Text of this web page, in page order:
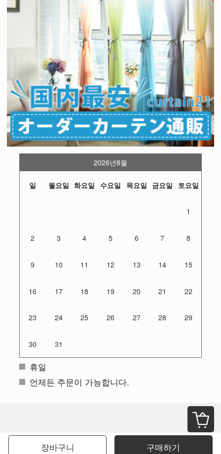
장바구니 구매하기
2026년8월
일 월요일 화요일 수요일 목요일 금요일 토요일
1
2 3 4 5 6 7 8
9 10 11 12 13 14 15
16 17 18 19 20 21 22
23 24 25 26 27 28 29
30 31
휴일
언제든 주문이 가능합니다.